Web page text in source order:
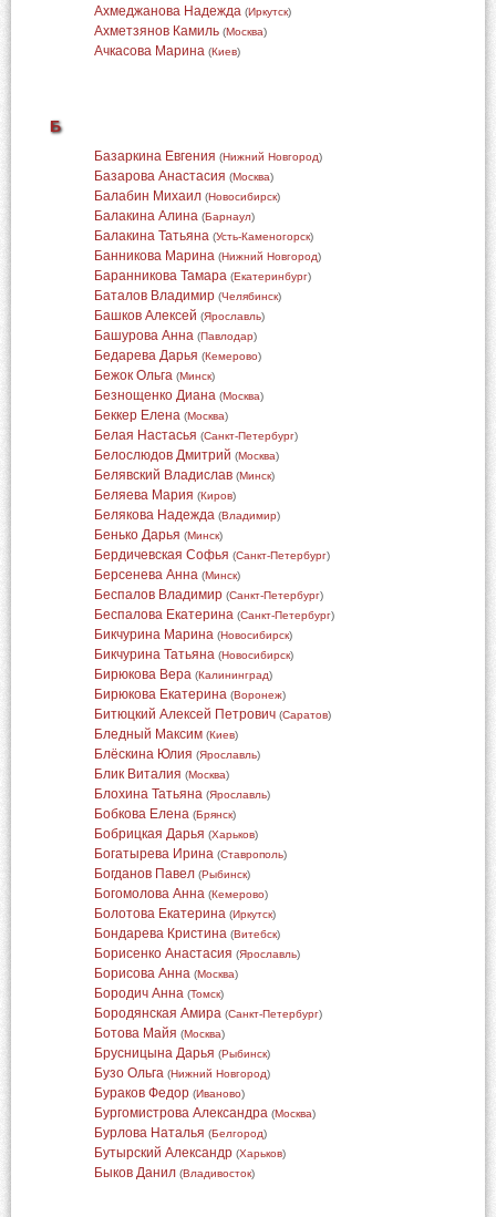
Ахмеджанова Надежда (Иркутск)
Ахметзянов Камиль (Москва)
Ачкасова Марина (Киев)
Б
Базаркина Евгения (Нижний Новгород)
Базарова Анастасия (Москва)
Балабин Михаил (Новосибирск)
Балакина Алина (Барнаул)
Балакина Татьяна (Усть-Каменогорск)
Банникова Марина (Нижний Новгород)
Баранникова Тамара (Екатеринбург)
Баталов Владимир (Челябинск)
Башков Алексей (Ярославль)
Башурова Анна (Павлодар)
Бедарева Дарья (Кемерово)
Бежок Ольга (Минск)
Безнощенко Диана (Москва)
Беккер Елена (Москва)
Белая Настасья (Санкт-Петербург)
Белослюдов Дмитрий (Москва)
Белявский Владислав (Минск)
Беляева Мария (Киров)
Белякова Надежда (Владимир)
Бенько Дарья (Минск)
Бердичевская Софья (Санкт-Петербург)
Берсенева Анна (Минск)
Беспалов Владимир (Санкт-Петербург)
Беспалова Екатерина (Санкт-Петербург)
Бикчурина Марина (Новосибирск)
Бикчурина Татьяна (Новосибирск)
Бирюкова Вера (Калининград)
Бирюкова Екатерина (Воронеж)
Битюцкий Алексей Петрович (Саратов)
Бледный Максим (Киев)
Блёскина Юлия (Ярославль)
Блик Виталия (Москва)
Блохина Татьяна (Ярославль)
Бобкова Елена (Брянск)
Бобрицкая Дарья (Харьков)
Богатырева Ирина (Ставрополь)
Богданов Павел (Рыбинск)
Богомолова Анна (Кемерово)
Болотова Екатерина (Иркутск)
Бондарева Кристина (Витебск)
Борисенко Анастасия (Ярославль)
Борисова Анна (Москва)
Бородич Анна (Томск)
Бородянская Амира (Санкт-Петербург)
Ботова Майя (Москва)
Брусницына Дарья (Рыбинск)
Бузо Ольга (Нижний Новгород)
Бураков Федор (Иваново)
Бургомистрова Александра (Москва)
Бурлова Наталья (Белгород)
Бутырский Александр (Харьков)
Быков Данил (Владивосток)